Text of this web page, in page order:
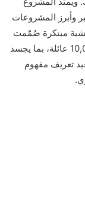
أحد أكبر وأبرز المشروعات
أكثر من 9 تجارب معيشية مبتكرة صُمّمت
بعناية لتلبية احتياجات وتطلعات ما يزيد على 10,000 عائلة، بما يجسد
تعريف مفهوم